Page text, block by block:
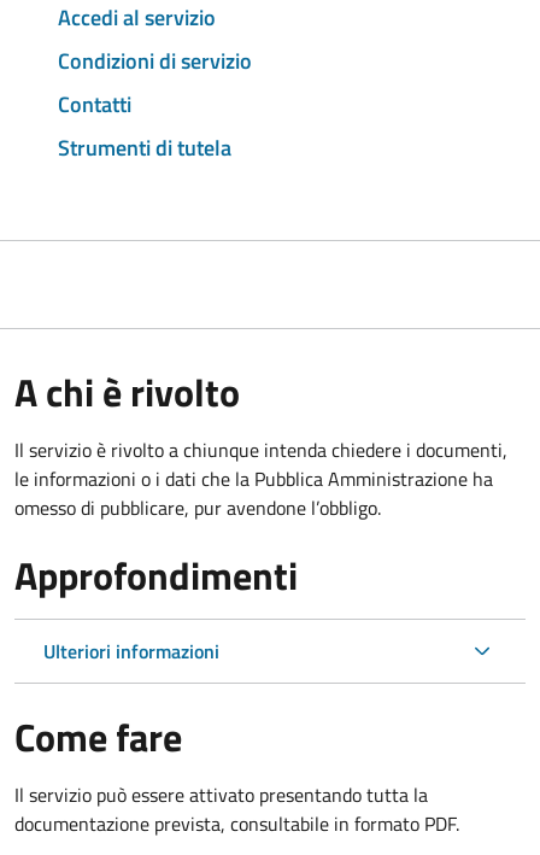
Accedi al servizio
Condizioni di servizio
Contatti
Strumenti di tutela
A chi è rivolto
Il servizio è rivolto a chiunque intenda chiedere i documenti,
le informazioni o i dati che la Pubblica Amministrazione ha
omesso di pubblicare, pur avendone l’obbligo.
Approfondimenti
Ulteriori informazioni
Come fare
Il servizio può essere attivato presentando tutta la
documentazione prevista, consultabile in formato PDF.